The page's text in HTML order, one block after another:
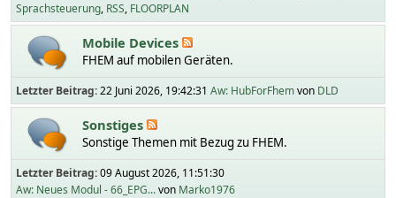
Sprachsteuerung RSS FLOORPLAN
Mobile Devices
FHEM auf mobilen Geräten.
Letzter Beitrag:22 Juni 2026, 19:42:31 Aw: HubForFhemvon DLD
Sonstiges
Sonstige Themen mit Bezug zu FHEM.
Letzter Beitrag:09 August 2026, 11:51:30
Aw: Neues Modul - 66_EPG...von Marko1976